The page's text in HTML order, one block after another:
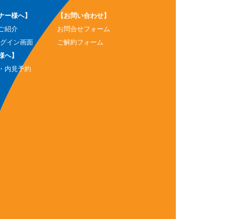
ー様へ】
紹介
イン画面
へ】
内見予約
【お問い合わせ】
お問合せフォーム
ご解約フォーム